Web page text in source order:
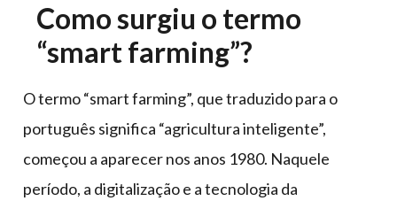
Como surgiu o termo
“smart farming”?
O termo “smart farming”, que traduzido para o
português significa “agricultura inteligente”,
começou a aparecer nos anos 1980. Naquele
período, a digitalização e a tecnologia da